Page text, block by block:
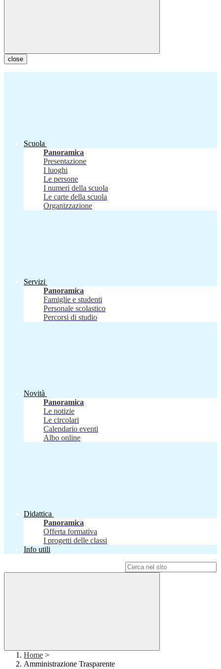
close
Scuola
Panoramica
Presentazione
I luoghi
Le persone
I numeri della scuola
Le carte della scuola
Organizzazione
Servizi
Panoramica
Famiglie e studenti
Personale scolastico
Percorsi di studio
Novità
Panoramica
Le notizie
Le circolari
Calendario eventi
Albo online
Didattica
Panoramica
Offerta formativa
I progetti delle classi
Info utili
Home >
Amministrazione Trasparente